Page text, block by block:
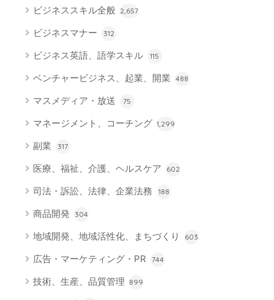
ビジネススキル全般 2,657
ビジネスマナー 312
ビジネス英語、語学スキル 115
ベンチャービジネス、起業、開業 488
マスメディア・放送 75
マネージメント、コーチング 1,299
副業 317
医療、福祉、介護、ヘルスケア 602
司法・訴訟、法律、企業法務 188
商品開発 304
地域開発、地域活性化、まちづくり 603
広告・マーケティング・PR 744
技術、生産、品質管理 899